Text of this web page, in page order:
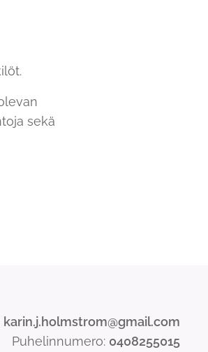
sekä
karin.j.holmstrom@gmail.com
Puhelinnumero: 0408255015